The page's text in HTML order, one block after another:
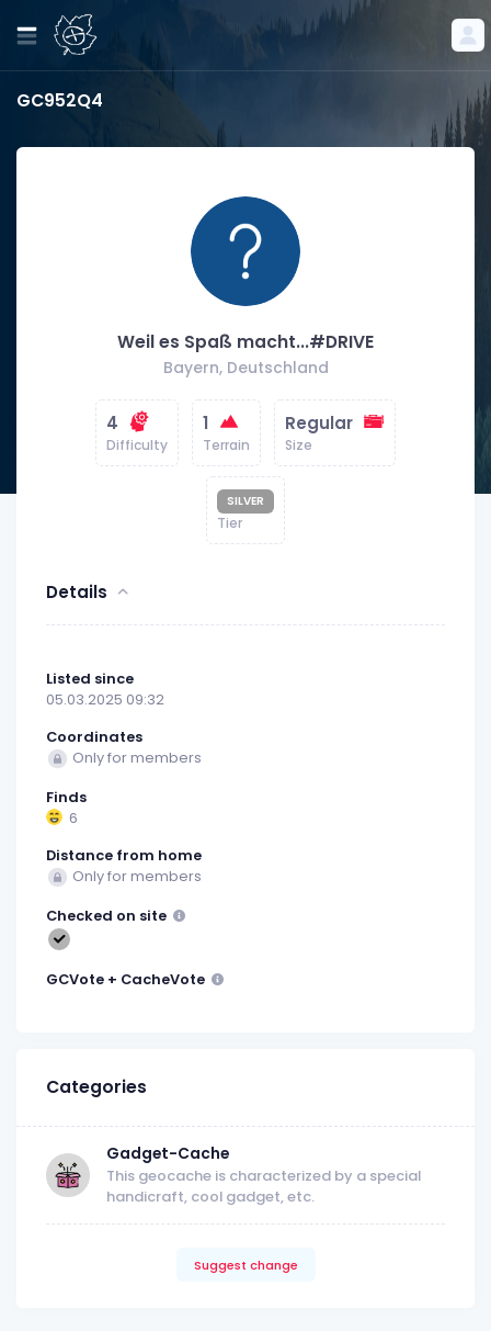
GC952Q4
Weil es Spaß macht...#DRIVE
Bayern, Deutschland
4
Difficulty
1
Terrain
Regular
Size
SILVER
Tier
Details
Listed since
05.03.2025 09:32
Coordinates
Only for members
Finds
6
Distance from home
Only for members
Checked on site
GCVote + CacheVote
Categories
Gadget-Cache
This geocache is characterized by a special
handicraft, cool gadget, etc.
Suggest change